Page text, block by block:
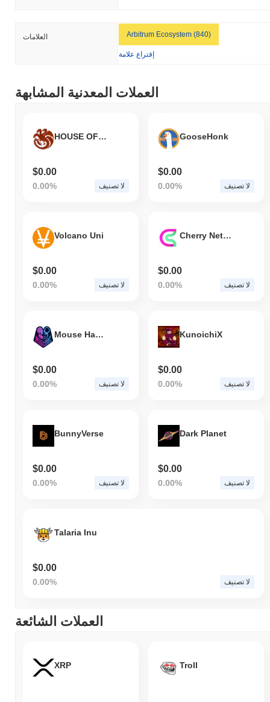
العلامات Arbitrum Ecosystem (840)
إقتراع علامة
العملات المعدنية المشابهة
HOUSE OF THE DRAGON
$0.00
0.00% لا تصنيف
GooseHonk
$0.00
0.00% لا تصنيف
Volcano Uni
$0.00
0.00% لا تصنيف
Cherry Network
$0.00
0.00% لا تصنيف
Mouse Haunt
$0.00
0.00% لا تصنيف
KunoichiX
$0.00
0.00% لا تصنيف
BunnyVerse
$0.00
0.00% لا تصنيف
Dark Planet
$0.00
0.00% لا تصنيف
Talaria Inu
$0.00
0.00% لا تصنيف
العملات الشائعة
XRP Troll